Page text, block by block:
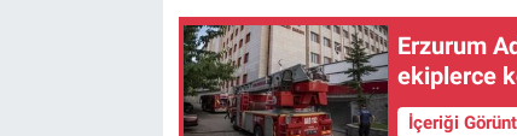
Erzurum
ekiplerce
İçeriği